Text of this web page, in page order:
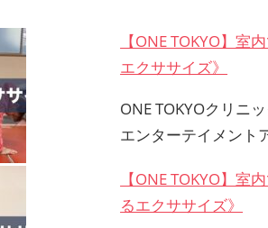
【ONE TOKYO】室
エクササイズ》
ONE TOKYOクリニ
エンターテイメント
【ONE TOKYO】室
るエクササイズ》